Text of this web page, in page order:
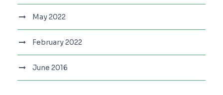
May 2022
February 2022
June 2016